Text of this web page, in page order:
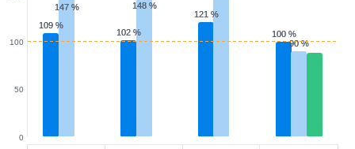
109 %
109 %
102 %
102 %
121 %
121 %
100 %
100 %
147 %
147 % 148 %
148 %
90 %
90 %
0
50
100 TIỆN
BẤT